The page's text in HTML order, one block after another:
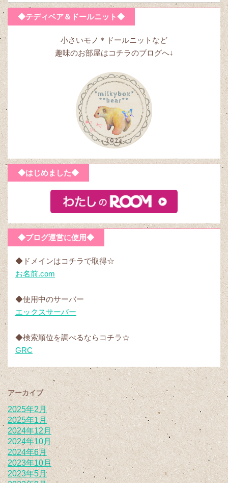
◆テディベア＆ドールニット◆
小さいモノ＊ドールニットなど
趣味のお部屋はコチラのブログへ↓
◆はじめました◆
◆ブログ運営に使用◆
◆ドメインはコチラで取得☆
お名前.com
◆使用中のサーバー
エックスサーバー
◆検索順位を調べるならコチラ☆
GRC
アーカイブ
2025年2月
2025年1月
2024年12月
2024年10月
2024年6月
2023年10月
2023年5月